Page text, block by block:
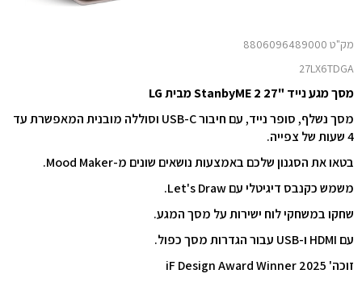
מק"ט 8806096489000
27LX6TDGA
מסך מגע נייד "27 StanbyME 2 מבית LG
מסך נשלף, סופר נייד, עם חיבור USB-C וסוללה מובנית המאפשרת עד
4 שעות של צפייה.
בטאו את הסגנון שלכם באמצעות נושאים שונים מ-Mood Maker.
משמש כקנבס דיגיטלי עם Let's Draw.
שחקו במשחקי לוח ישירות על מסך המגע.
עם HDMI ו-USB עבור הגדרות מסך כפול.
זוכה' 2025 iF Design Award Winner